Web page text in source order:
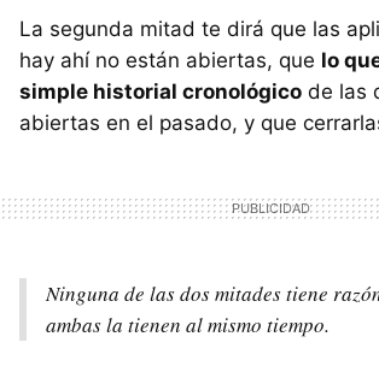
La segunda mitad te dirá que las
hay ahí no están abiertas, que lo
simple historial cronológico de las
abiertas en el pasado, y que
Ninguna de las dos mitades tiene
ambas la tienen al mismo tiempo.